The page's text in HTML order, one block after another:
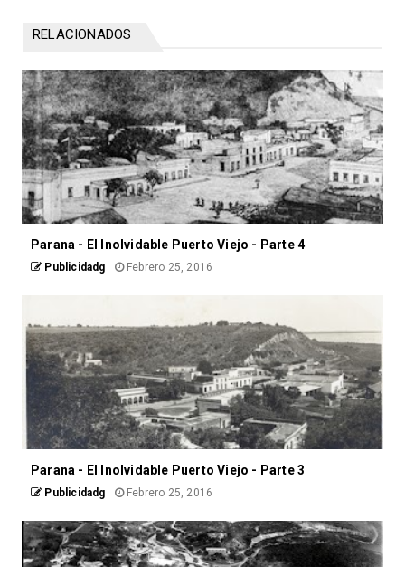
RELACIONADOS
Parana - El Inolvidable Puerto Viejo - Parte 4
Publicidadg Febrero 25, 2016
Parana - El Inolvidable Puerto Viejo - Parte 3
Publicidadg Febrero 25, 2016